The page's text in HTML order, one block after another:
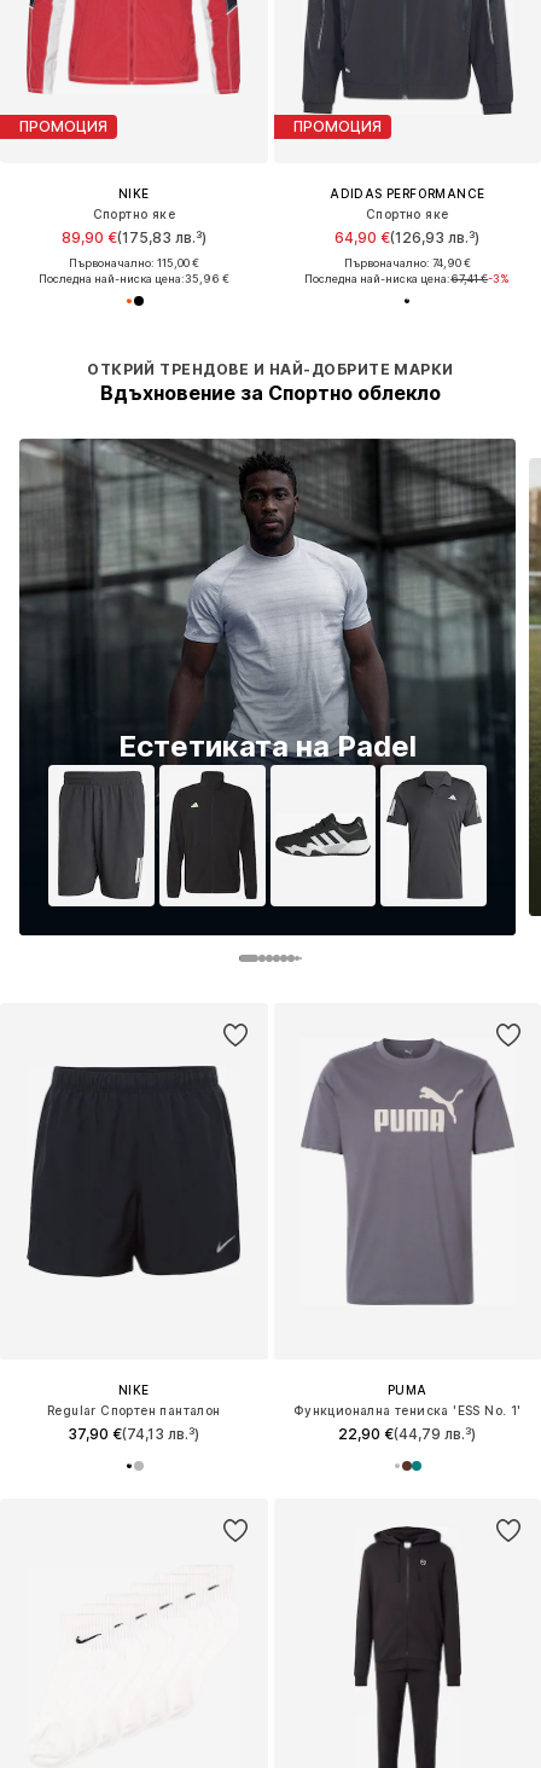
ПРОМОЦИЯ
NIKE
Спортно яке
89,90 €(175,83 лв.³)
Първоначално: 115,00 €
Последна най-ниска цена:35,96 €
ПРОМОЦИЯ
ADIDAS PERFORMANCE
Спортно яке
64,90 €(126,93 лв.³)
Първоначално: 74,90 €
Последна най-ниска цена:67,41 €-3%
ОТКРИЙ ТРЕНДОВЕ И НАЙ-ДОБРИТЕ МАРКИ
Вдъхновение за Спортно облекло
Естетиката на Padel
NIKE
Regular Спортен панталон
37,90 €(74,13 лв.³)
PUMA
Функционална тениска 'ESS No. 1'
22,90 €(44,79 лв.³)